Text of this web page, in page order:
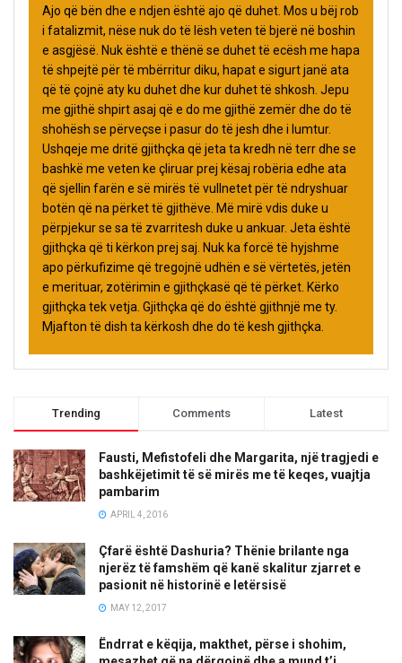
Ajo që bën dhe e ndjen është ajo që duhet. Mos u bëj rob
i fatalizmit, nëse nuk do të lësh veten të bjerë në boshin
e asgjësë. Nuk është e thënë se duhet të ecësh me hapa
të shpejtë për të mbërritur diku, hapat e sigurt janë ata
që të çojnë aty ku duhet dhe kur duhet të shkosh. Jepu
me gjithë shpirt asaj që e do me gjithë zemër dhe do të
shohësh se përveçse i pasur do të jesh dhe i lumtur.
Ushqeje me dritë gjithçka që jeta ta kredh në terr dhe se
bashkë me veten ke çliruar prej kësaj robëria edhe ata
që sjellin farën e së mirës të vullnetet për të ndryshuar
botën që na përket të gjithëve. Më mirë vdis duke u
përpjekur se sa të zvarritesh duke u ankuar. Jeta është
gjithçka që ti kërkon prej saj. Nuk ka forcë të hyjshme
apo përkufizime që tregojnë udhën e së vërtetës, jetën
e merituar, zotërimin e gjithçkasë që të përket. Kërko
gjithçka tek vetja. Gjithçka që do është gjithnjë me ty.
Mjafton të dish ta kërkosh dhe do të kesh gjithçka.
Trending Comments Latest
Fausti, Mefistofeli dhe Margarita, një tragjedi e
bashkëjetimit të së mirës me të keqes, vuajtja
pambarim
APRIL 4, 2016
Çfarë është Dashuria? Thënie brilante nga
njerëz të famshëm që kanë skalitur zjarret e
pasionit në historinë e letërsisë
MAY 12, 2017
Ëndrrat e këqija, makthet, përse i shohim,